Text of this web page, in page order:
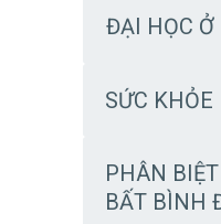
ĐẠI HỌC Ở
SỨC KHỎE
PHÂN
BẤT BÌNH